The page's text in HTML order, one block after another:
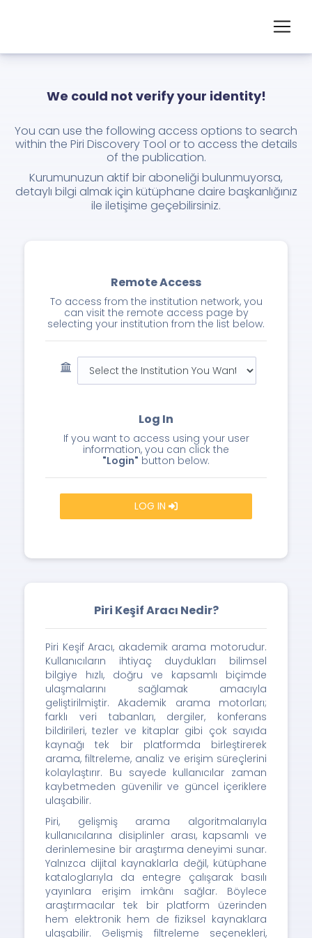
We could not verify your identity!
You can use the following access options to search
within the Piri Discovery Tool or to access the details
of the publication.
Kurumunuzun aktif bir aboneliği bulunmuyorsa,
detaylı bilgi almak için kütüphane daire başkanlığınız
ile iletişime geçebilirsiniz.
Remote Access
To access from the institution network, you
can visit the remote access page by
selecting your institution from the list below.
Log In
If you want to access using your user
information, you can click the
"Login" button below.
LOG IN
Piri Keşif Aracı Nedir?
Piri Keşif Aracı, akademik arama motorudur.
Kullanıcıların ihtiyaç duydukları bilimsel
bilgiye hızlı, doğru ve kapsamlı biçimde
ulaşmalarını sağlamak amacıyla
geliştirilmiştir. Akademik arama motorları;
farklı veri tabanları, dergiler, konferans
bildirileri, tezler ve kitaplar gibi çok sayıda
kaynağı tek bir platformda birleştirerek
arama, filtreleme, analiz ve erişim süreçlerini
kolaylaştırır. Bu sayede kullanıcılar zaman
kaybetmeden güvenilir ve güncel içeriklere
ulaşabilir.
Piri, gelişmiş arama algoritmalarıyla
kullanıcılarına disiplinler arası, kapsamlı ve
derinlemesine bir araştırma deneyimi sunar.
Yalnızca dijital kaynaklarla değil, kütüphane
kataloglarıyla da entegre çalışarak basılı
yayınlara erişim imkânı sağlar. Böylece
araştırmacılar tek bir platform üzerinden
hem elektronik hem de fiziksel kaynaklara
ulaşabilir. Gelişmiş filtreleme seçenekleri,